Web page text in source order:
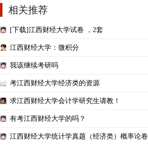
相关推荐
[下载]江西财经大学试卷 ，2套
江西财经大学：微积分
我该继续考研吗
考江西财经大学经济类的资源
求江西财经大学会计学研究生请教！
有考江西财经大学的吗？
江西财经大学统计学真题（经济类）概率论卷